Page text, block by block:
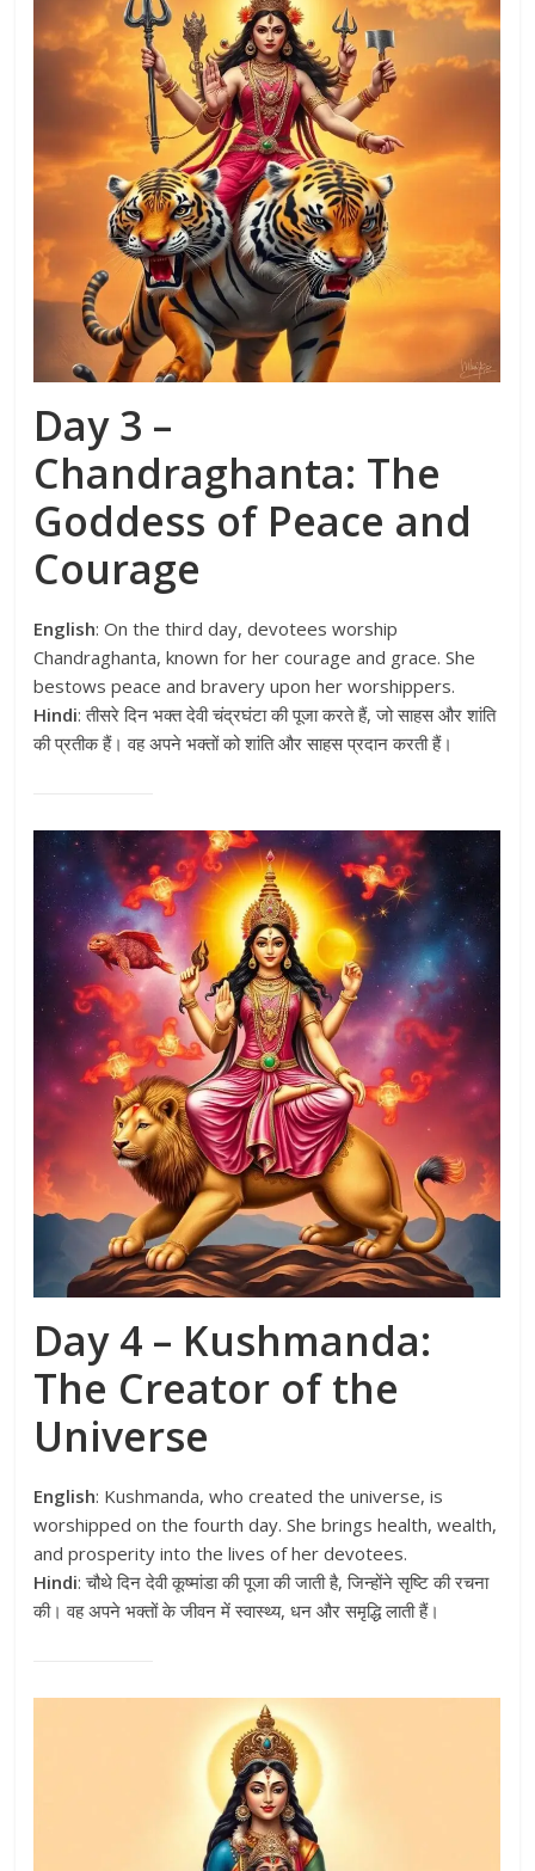
Day 3 –
Chandraghanta: The
Goddess of Peace and
Courage
English: On the third day, devotees worship
Chandraghanta, known for her courage and grace. She
bestows peace and bravery upon her worshippers.
Hindi: तीसरे दिन भक्त देवी चंद्रघंटा की पूजा करते हैं, जो साहस और शांति
की प्रतीक हैं। वह अपने भक्तों को शांति और साहस प्रदान करती हैं।
Day 4 – Kushmanda:
The Creator of the
Universe
English: Kushmanda, who created the universe, is
worshipped on the fourth day. She brings health, wealth,
and prosperity into the lives of her devotees.
Hindi: चौथे दिन देवी कूष्मांडा की पूजा की जाती है, जिन्होंने सृष्टि की रचना
की। वह अपने भक्तों के जीवन में स्वास्थ्य, धन और समृद्धि लाती हैं।